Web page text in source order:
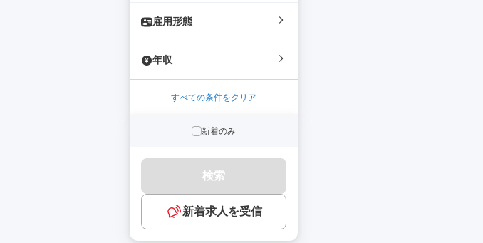
雇用形態
年収
すべての条件をクリア
新着のみ
検索
新着求人を受信